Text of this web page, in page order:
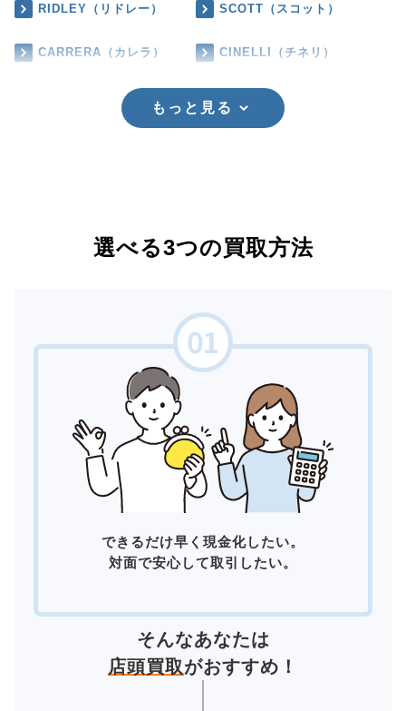
RIDLEY（リドレー） SCOTT（スコット）
CARRERA（カレラ） CINELLI（チネリ）
もっと見る
選べる3つの買取方法
できるだけ早く現金化したい。
対面で安心して取引したい。
そんなあなたは
店頭買取がおすすめ！